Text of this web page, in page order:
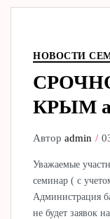
НОВОСТИ
КРЫМ
Авторadmin
Уважаемые
семинар ( с
Администрация
не будет заявок